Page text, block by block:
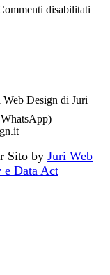
disabilitati
Design di Juri
Sito by Juri Web
e Data Act